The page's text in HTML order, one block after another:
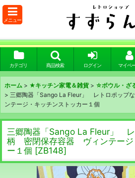
メニュー
カテゴリ 商品検索 ログイン マイペ
ホーム > ★キッチン家電＆雑貨 > ☆ボウル・ざ
> 三郷陶器「Sango La Fleur」 レトロポップ
ンテージ・キッチンストッカー１個
三郷陶器「Sango La Fleur」 レ
柄 密閉保存容器 ヴィンテージ
ー１個 [ZB148]